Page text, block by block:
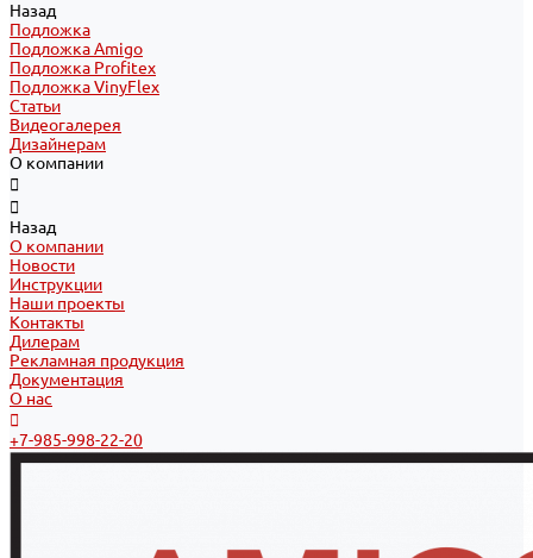
Назад
Подложка
Подложка Amigo
Подложка Profitex
Подложка VinyFlex
Статьи
Видеогалерея
Дизайнерам
О компании
Назад
О компании
Новости
Инструкции
Наши проекты
Контакты
Дилерам
Рекламная продукция
Документация
О нас
+7-985-998-22-20